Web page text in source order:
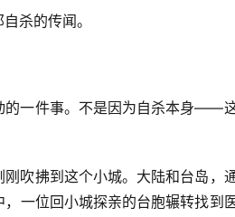
杀的传闻。
的一件事。不是因为自杀本身——
吹拂到这个小城。大陆和台岛，
一位回小城探亲的台胞辗转找到